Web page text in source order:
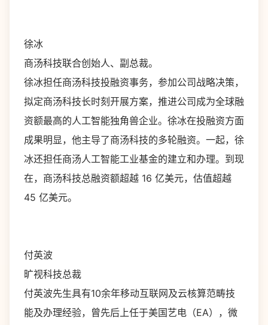
徐冰
商汤科技联合创始人、副总裁。
徐冰担任商汤科技投融资事务，参加公司战略决策，
拟定商汤科技长时刻开展方案，推进公司成为全球融
资额最高的人工智能独角兽企业。徐冰在投融资方面
成果明显，他主导了商汤科技的多轮融资。一起，徐
冰还担任商汤人工智能工业基金的建立和办理。到现
在，商汤科技总融资额超越 16 亿美元，估值超越
45 亿美元。
付英波
旷视科技总裁
付英波先生具有10余年移动互联网及云核算范畴技
能及办理经验，曾先后上任于美国艺电（EA），微